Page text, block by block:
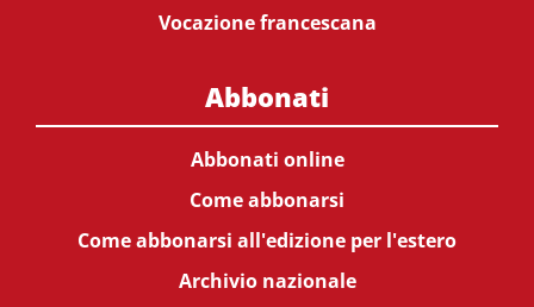
Vocazione francescana
Abbonati
Abbonati online
Come abbonarsi
Come abbonarsi all'edizione per l'estero
Archivio nazionale